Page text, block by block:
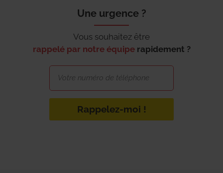
Une urgence ?
Vous souhaitez être
rappelé par notre équipe rapidement ?
Rappelez-moi !